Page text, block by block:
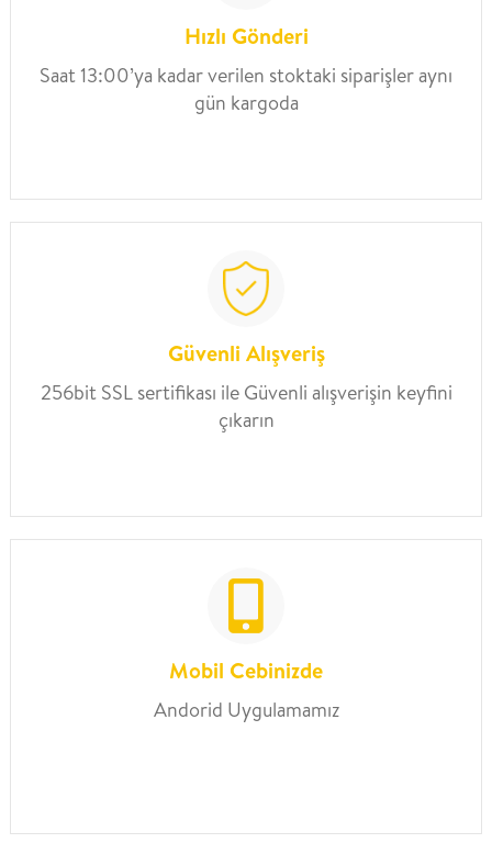
Hızlı Gönderi
Saat 13:00’ya kadar verilen stoktaki siparişler aynı
gün kargoda
Güvenli Alışveriş
256bit SSL sertifikası ile Güvenli alışverişin keyfini
çıkarın
Mobil Cebinizde
Andorid Uygulamamız